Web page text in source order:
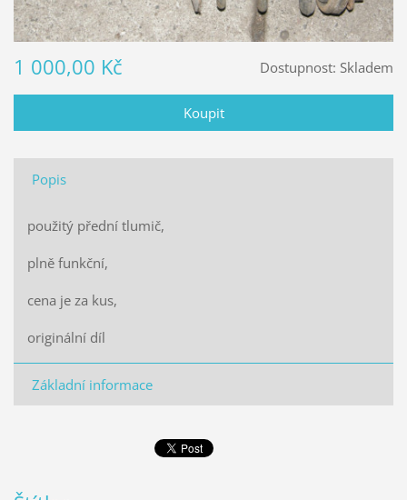
Dostupnost: Skladem
1 000,00 Kč
Popis
použitý přední tlumič,
plně funkční,
cena je za kus,
originální díl
Základní informace